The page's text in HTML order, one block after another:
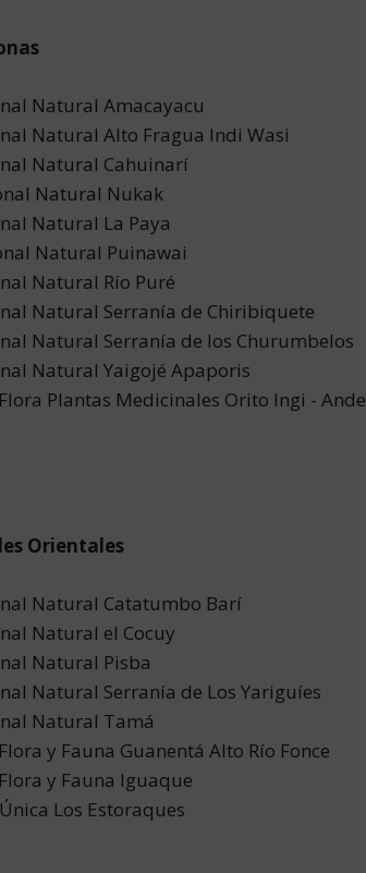
Natural Amacayacu
Natural Alto Fragua Indi Wasi
Natural Cahuinarí
Natural Nukak
Natural La Paya
Natural Puinawai
Natural Río Puré
Natural Serranía de Chiribiquete
Natural Serranía de los Churumbelos
Natural Yaigojé Apaporis
Plantas Medicinales Orito Ingi - Ande
Orientales
Natural Catatumbo Barí
Natural el Cocuy
Natural Pisba
Natural Serranía de Los Yariguíes
Natural Tamá
y Fauna Guanentá Alto Río Fonce
y Fauna Iguaque
Los Estoraques